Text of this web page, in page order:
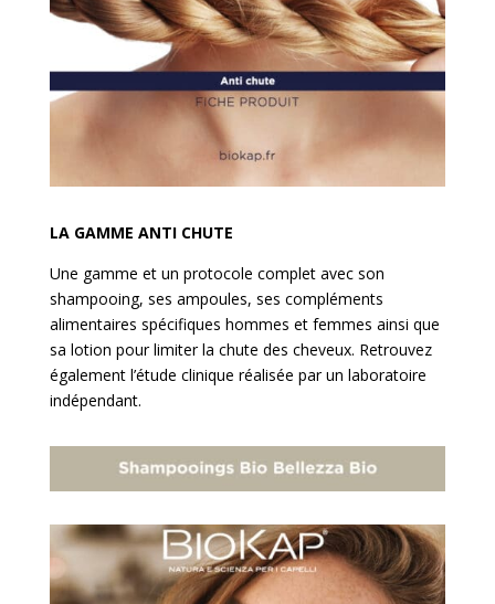
LA GAMME ANTI CHUTE
Une gamme et un protocole complet avec son
shampooing, ses ampoules, ses compléments
alimentaires spécifiques hommes et femmes ainsi que
sa lotion pour limiter la chute des cheveux. Retrouvez
également l’étude clinique réalisée par un laboratoire
indépendant.